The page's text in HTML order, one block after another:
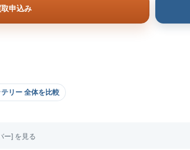
申込み
リー 全体を比較
ー] を見る